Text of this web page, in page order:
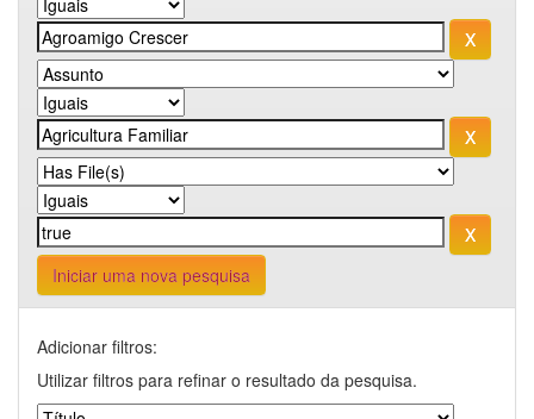
Iniciar uma nova pesquisa
Adicionar filtros:
Utilizar filtros para refinar o resultado da pesquisa.